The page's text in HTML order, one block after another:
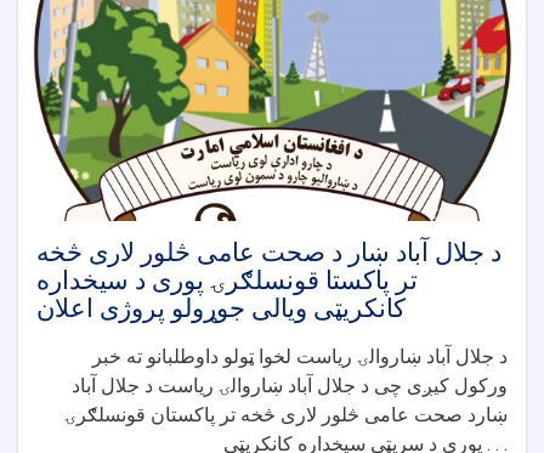
د جلال آباد ښار د صحت عامی څلور لاری څخه
تر پاکستا قونسلګرۍ پوری د سیخداره
کانکریټی ویالی جوړولو پروژی اعلان
د جلال آباد ښاروالۍ ریاست لخوا ټولو داوطلبانو ته خبر
ورکول کیږی چی د جلال آباد ښاروالۍ ریاست د جلال آباد
ښارد صحت عامی څلور لاری څخه تر پاکستان قونسلګرۍ
پوری د سرپټی سیخداره کانکریټی . . .